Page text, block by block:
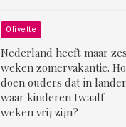
Olivette
Nederland heeft maar zes
weken zomervakantie.
doen ouders dat in
waar kinderen twaalf
weken vrij zijn?